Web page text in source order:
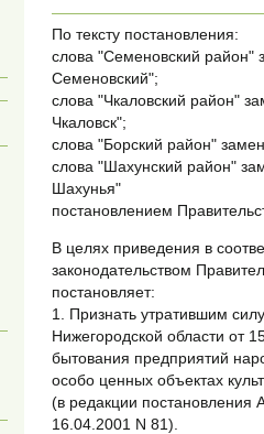
По тексту постановления:
слова "Семеновский район"
Семеновский";
слова "Чкаловский район"
Чкаловск";
слова "Борский район"
слова "Шахунский район"
Шахунья"
постановлением
В целях приведения в
законодательством
постановляет:
1. Признать утратившим
Нижегородской области от
бытования предприятий
особо ценных объектах
(в редакции постановления
16.04.2001 N 81).